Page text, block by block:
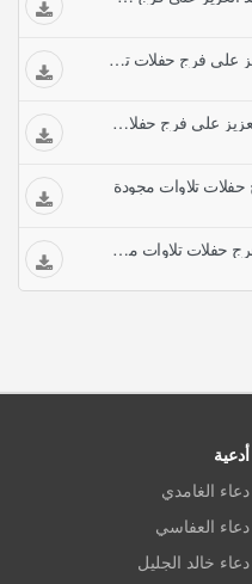
ماتيسر من سورة الحج عبد العزيز علي فرج حفلات تلاوات مجودة
ماتيسر من سورة المزمل عبد العزيز علي فرج حفلات تلاوات مجودة
تلاوات مجودة
سورة العاديات عبد العزيز علي فرج حفلات تلاوات مجودة
أدعية
دعاء الغامدي
دعاء العفاسي
دعاء خالد الجليل